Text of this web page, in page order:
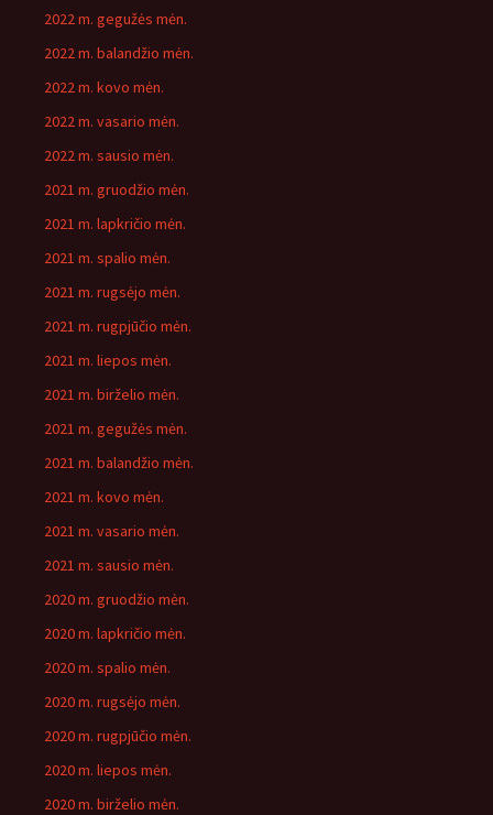
2022 m. gegužės mėn.
2022 m. balandžio mėn.
2022 m. kovo mėn.
2022 m. vasario mėn.
2022 m. sausio mėn.
2021 m. gruodžio mėn.
2021 m. lapkričio mėn.
2021 m. spalio mėn.
2021 m. rugsėjo mėn.
2021 m. rugpjūčio mėn.
2021 m. liepos mėn.
2021 m. birželio mėn.
2021 m. gegužės mėn.
2021 m. balandžio mėn.
2021 m. kovo mėn.
2021 m. vasario mėn.
2021 m. sausio mėn.
2020 m. gruodžio mėn.
2020 m. lapkričio mėn.
2020 m. spalio mėn.
2020 m. rugsėjo mėn.
2020 m. rugpjūčio mėn.
2020 m. liepos mėn.
2020 m. birželio mėn.